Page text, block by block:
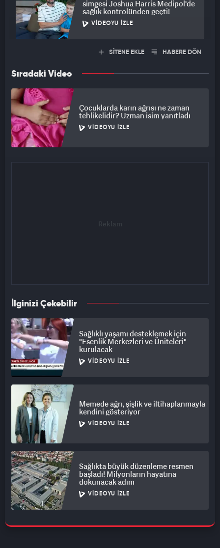
simgesi Joshua Harris Medipol'de
sağlık kontrolünden geçti!
VIDEOYU İZLE
SİTENE EKLE HABERE DÖN
Sıradaki Video
Çocuklarda karın ağrısı ne zaman
tehlikelidir? Uzman isim yanıtladı
VIDEOYU İZLE
İlginizi Çekebilir
Sağlıklı yaşamı desteklemek için
"Esenlik Merkezleri ve Üniteleri"
kurulacak
VIDEOYU İZLE
Memede ağrı, şişlik ve iltihaplanmayla
kendini gösteriyor
VIDEOYU İZLE
Sağlıkta büyük düzenleme resmen
başladı! Milyonların hayatına
dokunacak adım
VIDEOYU İZLE